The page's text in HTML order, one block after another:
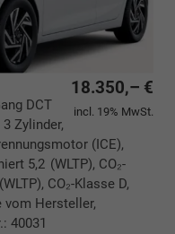
18.350,– €
incl. 19% MwSt.
DCT
Zylinder,
(ICE),
5,2 (WLTP), CO₂-
CO₂-Klasse D,
vom Hersteller,
40031